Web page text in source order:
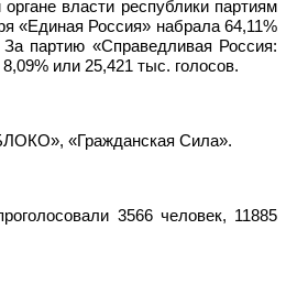
власти республики партиям
«Единая Россия» набрала 64,11%
партию «Справедливая Россия:
или 25,421 тыс. голосов.
«Гражданская Сила».
3566 человек, 11885